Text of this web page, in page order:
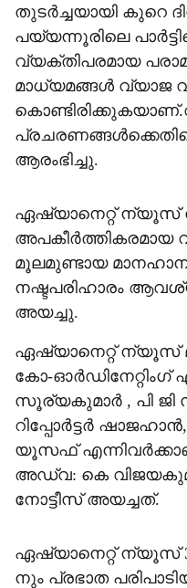
തുടര്‍ച്ചയായി കുറെ
പയ്യന്നൂരിലെ
വ്യക്തിപരമായ
മാധ്യമങ്ങള്‍ വ്യാജ
ആരംഭിച്ചു.
ഏഷ്യാനെറ്റ് ന്യൂസ്
അപകീര്‍ത്തികരമായ
മൂലമുണ്ടായ
നഷ്ടപരിഹാരം
അയച്ചു.
ഏഷ്യാനെറ്റ് ന്യൂസ്
കോ-ഓര്‍ഡിനേറ്റിംഗ്
സൂര്യകുമാര്‍ , പി ജി
റിപ്പോര്‍ട്ടര്‍
യൂസഫ്
അഡ്വ: കെ
നോട്ടീസ് അയച്ചത്.
ഏഷ്യാനെറ്റ് ന്യൂസ്
നും പ്രഭാത